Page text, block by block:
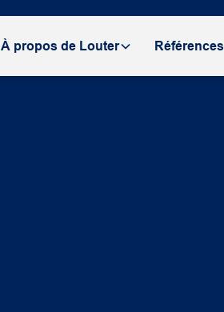
À propos de Louter Références